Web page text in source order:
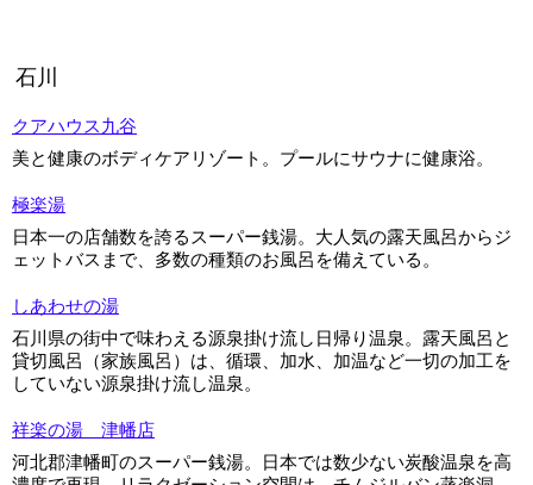
石川
クアハウス九谷
美と健康のボディケアリゾート。プールにサウナに健康浴。
極楽湯
日本一の店舗数を誇るスーパー銭湯。大人気の露天風呂からジ
ェットバスまで、多数の種類のお風呂を備えている。
しあわせの湯
石川県の街中で味わえる源泉掛け流し日帰り温泉。露天風呂と
貸切風呂（家族風呂）は、循環、加水、加温など一切の加工を
していない源泉掛け流し温泉。
祥楽の湯 津幡店
河北郡津幡町のスーパー銭湯。日本では数少ない炭酸温泉を高